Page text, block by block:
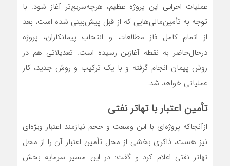
عملیات اجرایی این پروژه عظیم، هر‌چه‌سریع‌تر آغاز شود. با
توجه به تأمین‌مالی‌هایی که از قبل پیش‌بینی شده است، بعد
از اتمام کامل فاز مطالعات و انتخاب پیمانکاران، پروژه
در‌حال‌حاضر به نقطه آغازین رسیده است. تعدیلاتی هم در
روش پیمان انجام گرفته و با یک ترکیب و روش جدید، کار
عملیاتی خواهد شد.
تأمین اعتبار با تهاتر نفتی
از‌آنجا‌که پروژه‌ای با این وسعت و حجم نیازمند اعتبار ویژه‌ای
نیز هست، ذاکری بخشی از محل تأمین اعتبار آن را از محل
تهاتر نفتی اعلام کرد و گفت: در این مسیر سرمایه بخش